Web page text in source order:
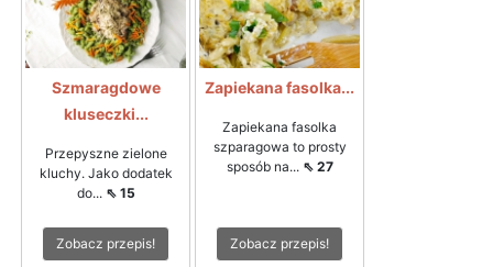
Szmaragdowe
kluseczki...
Przepyszne zielone
kluchy. Jako dodatek
do... ⇖ 15
Zobacz przepis!
Zapiekana fasolka...
Zapiekana fasolka
szparagowa to prosty
sposób na... ⇖ 27
Zobacz przepis!